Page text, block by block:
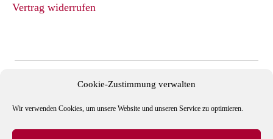
Cookie-Zustimmung verwalten
Wir verwenden Cookies, um unsere Website und unseren Service zu optimieren.
Vertrag widerrufen